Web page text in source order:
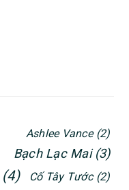
Ashlee Vance (2)
Bạch Lạc Mai (3)
(4) Cố Tây Tước (2)